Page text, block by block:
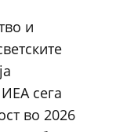
и
сега
во 2026